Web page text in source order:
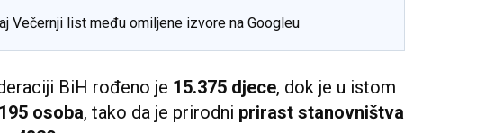
Večernji list među omiljene izvore na Googleu
BiH rođeno je 15.375 djece, dok je u istom
osoba, tako da je prirodni prirast stanovništva